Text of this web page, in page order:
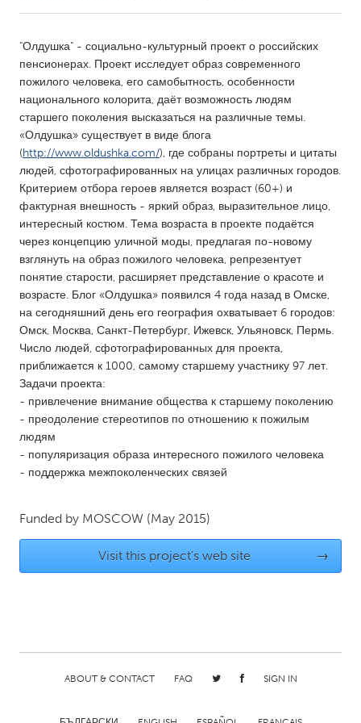
Kingston
Kitchener-Waterloo
New Glasgow
Newmarket
Ottawa
South Shore
Toronto
MALAYSIA
Kuala Lumpur
NETHERLANDS
Rotterdam
Utrecht
QATAR
Qatar
SINGAPORE
Singapore
Chicago, IL
Cleveland, OH
Durham, NC
"Олдушка" - социально-культурный проект о российских
пенсионерах. Проект исследует образ современного
пожилого человека, его самобытность, особенности
национального колорита, даёт возможность людям
старшего поколения высказаться на различные темы.
«Олдушка» существует в виде блога
(http://www.oldushka.com/), где собраны портреты и цитаты
людей, сфотографированных на улицах различных городов.
Критерием отбора героев является возраст (60+) и
фактурная внешность - яркий образ, выразительное лицо,
интересный костюм. Тема возраста в проекте подаётся
через концепцию уличной моды, предлагая по-новому
взглянуть на образ пожилого человека, репрезентует
понятие старости, расширяет представление о красоте и
возрасте. Блог «Олдушка» появился 4 года назад в Омске,
на сегодняшний день его география охватывает 6 городов:
Омск, Москва, Санкт-Петербург, Ижевск, Ульяновск, Пермь.
Число людей, сфотографированных для проекта,
приближается к 1000, самому старшему участнику 97 лет.
Задачи проекта:
- привлечение внимание общества к старшему поколению
- преодоление стереотипов по отношению к пожилым
людям
- популяризация образа интересного пожилого человека
- поддержка межпоколенческих связей
Funded by MOSCOW (May 2015)
Visit this project's web site →
ABOUT & CONTACT FAQ SIGN IN